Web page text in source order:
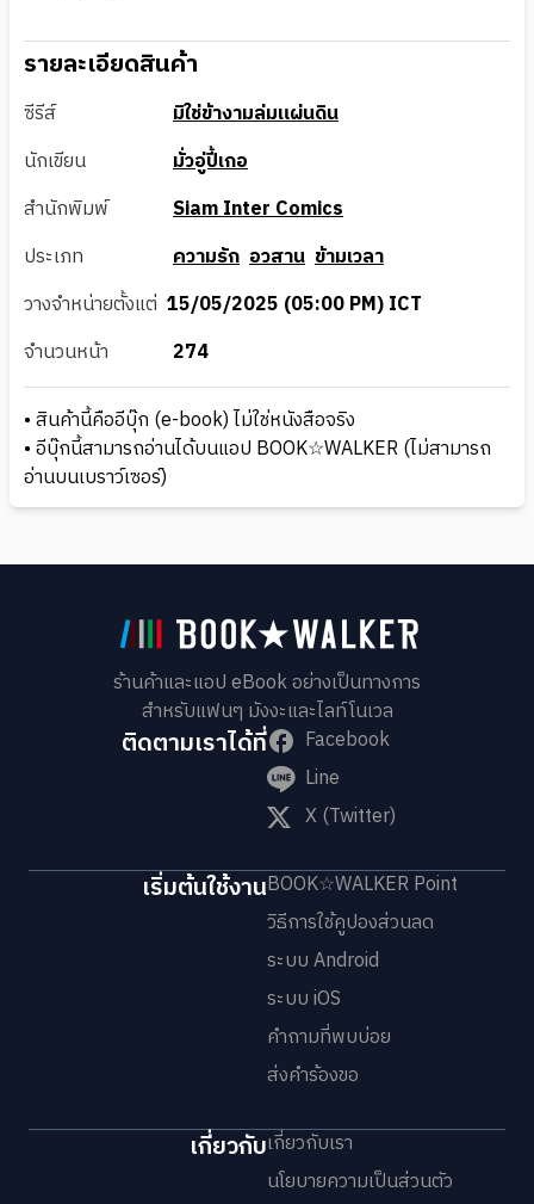
รายละเอียดสินค้า
ซีรีส์
มิใช่ข้างามล่มแผ่นดิน
นักเขียน
มั่วอู่ปี้เกอ
สำนักพิมพ์
Siam Inter Comics
ประเภท
ความรัก อวสาน ข้ามเวลา
วางจำหน่ายตั้งแต่ 15/05/2025 (05:00 PM) ICT
จำนวนหน้า
274
• สินค้านี้คืออีบุ๊ก (e-book) ไม่ใช่หนังสือจริง
• อีบุ๊กนี้สามารถอ่านได้บนแอป BOOK☆WALKER (ไม่สามารถ
อ่านบนเบราว์เซอร์)
ร้านค้าและแอป eBook อย่างเป็นทางการ
สำหรับแฟนๆ มังงะและไลท์โนเวล
ติดตามเราได้ที่
Facebook
Line
X (Twitter)
เริ่มต้นใช้งานBOOK☆WALKER Point
วิธีการใช้คูปองส่วนลด
ระบบ Android
ระบบ iOS
คำถามที่พบบ่อย
ส่งคำร้องขอ
เกี่ยวกับเกี่ยวกับเรา
นโยบายความเป็นส่วนตัว